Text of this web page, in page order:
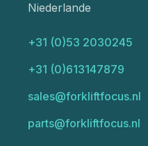
Niederlande
+31 (0)53 2030245
+31 (0)613147879
sales@forkliftfocus.nl
parts@forkliftfocus.nl